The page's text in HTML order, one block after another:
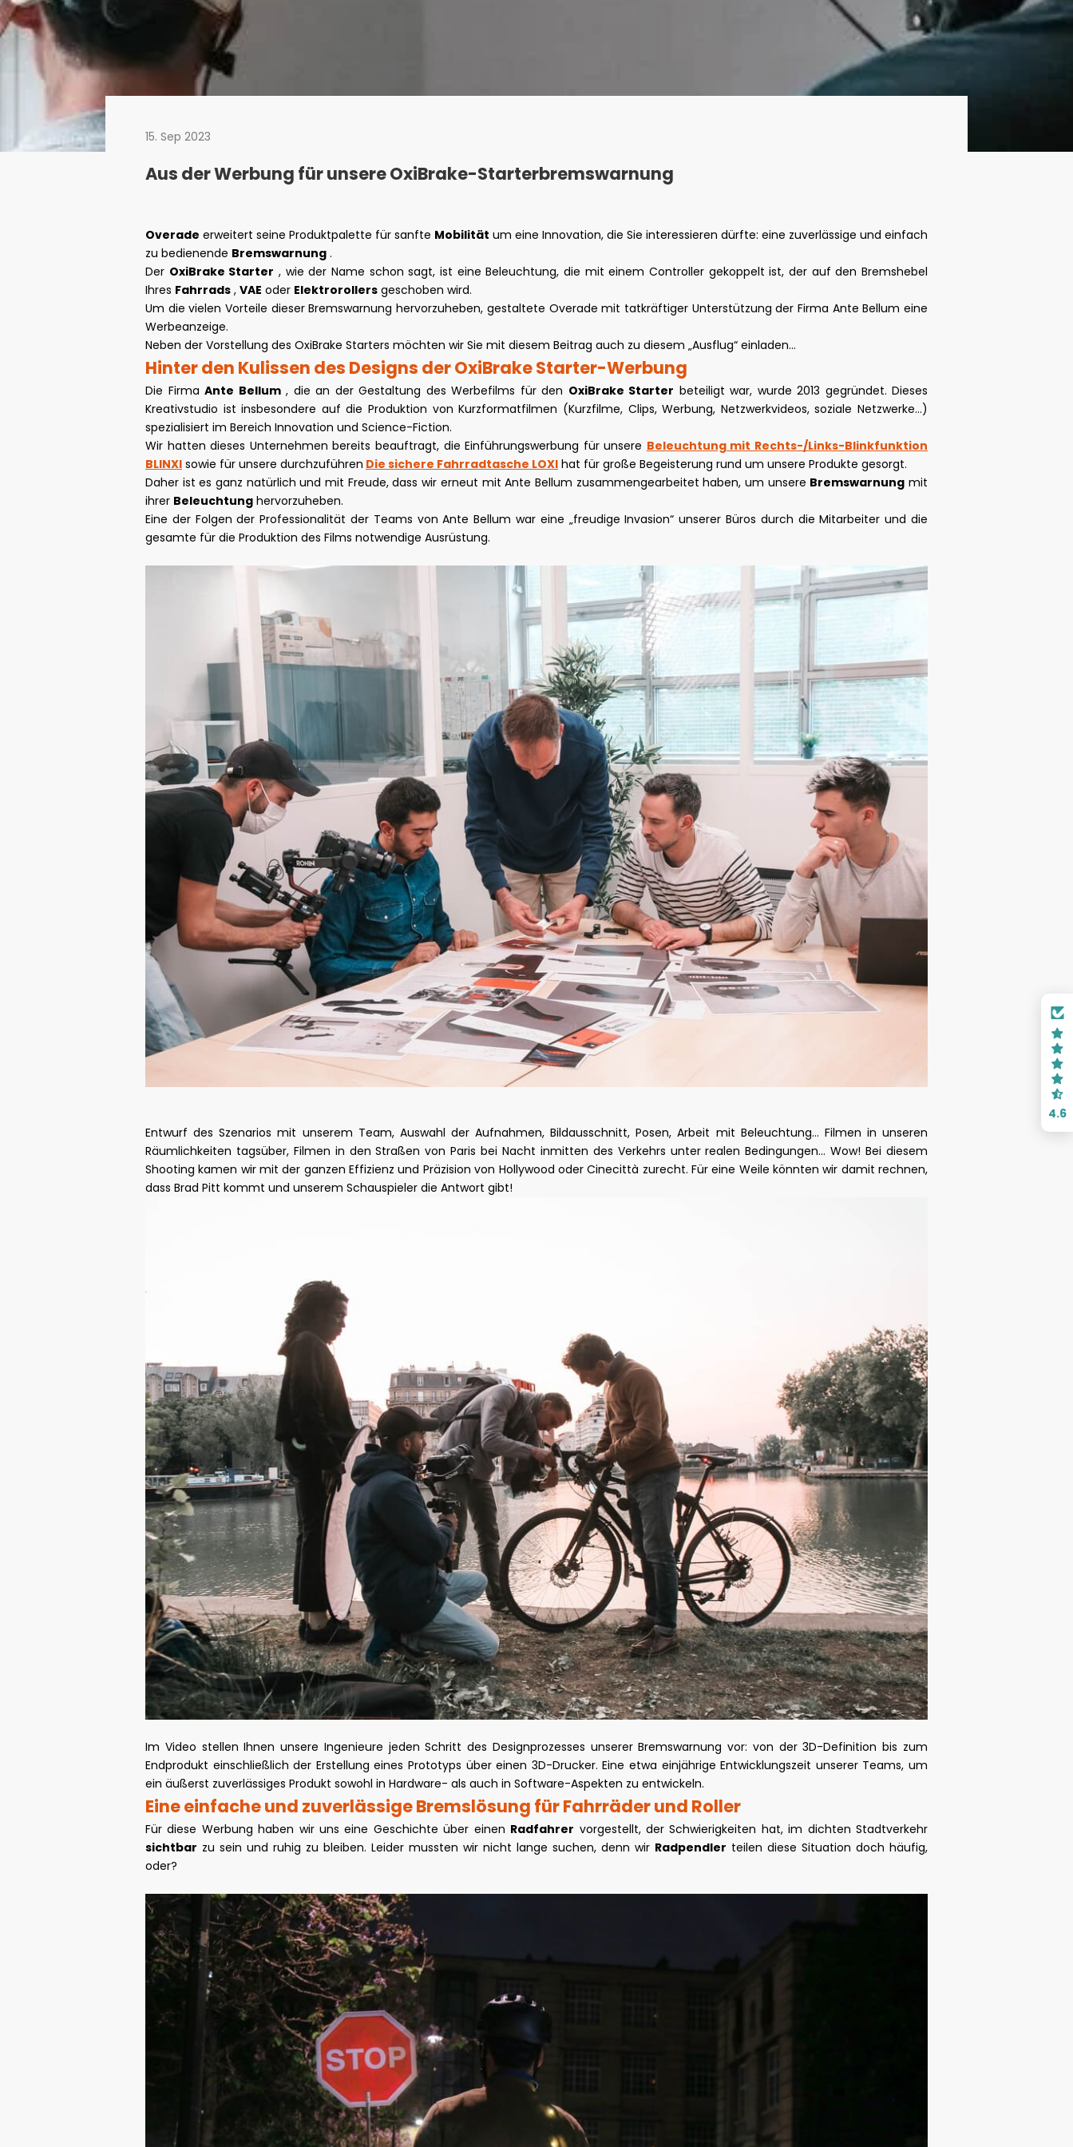
15. Sep 2023
Aus der Werbung für unsere OxiBrake-Starterbremswarnung
Overade erweitert seine Produktpalette für sanfte Mobilität um eine Innovation, die Sie interessieren dürfte: eine zuverlässige und einfach
zu bedienende Bremswarnung .
Der OxiBrake Starter , wie der Name schon sagt, ist eine Beleuchtung, die mit einem Controller gekoppelt ist, der auf den Bremshebel
Ihres Fahrrads , VAE oder Elektrorollers geschoben wird.
Um die vielen Vorteile dieser Bremswarnung hervorzuheben, gestaltete Overade mit tatkräftiger Unterstützung der Firma Ante Bellum eine
Werbeanzeige.
Neben der Vorstellung des OxiBrake Starters möchten wir Sie mit diesem Beitrag auch zu diesem „Ausflug“ einladen…
Hinter den Kulissen des Designs der OxiBrake Starter-Werbung
Die Firma Ante Bellum, die an der Gestaltung des Werbefilms für den OxiBrake Starter beteiligt war, wurde 2013 gegründet. Dieses
Kreativstudio ist insbesondere auf die Produktion von Kurzformatfilmen (Kurzfilme, Clips, Werbung, Netzwerkvideos, soziale Netzwerke…)
spezialisiert im Bereich Innovation und Science-Fiction.
Wir hatten dieses Unternehmen bereits beauftragt, die Einführungswerbung für unsere Beleuchtung mit Rechts-/Links-Blinkfunktion
BLINXI sowie für unsere durchzuführen Die sichere Fahrradtasche LOXI hat für große Begeisterung rund um unsere Produkte gesorgt.
Daher ist es ganz natürlich und mit Freude, dass wir erneut mit Ante Bellum zusammengearbeitet haben, um unsere Bremswarnung mit
ihrer Beleuchtung hervorzuheben.
Eine der Folgen der Professionalität der Teams von Ante Bellum war eine „freudige Invasion“ unserer Büros durch die Mitarbeiter und die
gesamte für die Produktion des Films notwendige Ausrüstung.
Entwurf des Szenarios mit unserem Team, Auswahl der Aufnahmen, Bildausschnitt, Posen, Arbeit mit Beleuchtung... Filmen in unseren
Räumlichkeiten tagsüber, Filmen in den Straßen von Paris bei Nacht inmitten des Verkehrs unter realen Bedingungen... Wow! Bei diesem
Shooting kamen wir mit der ganzen Effizienz und Präzision von Hollywood oder Cinecittà zurecht. Für eine Weile könnten wir damit rechnen,
dass Brad Pitt kommt und unserem Schauspieler die Antwort gibt!
Im Video stellen Ihnen unsere Ingenieure jeden Schritt des Designprozesses unserer Bremswarnung vor: von der 3D-Definition bis zum
Endprodukt einschließlich der Erstellung eines Prototyps über einen 3D-Drucker. Eine etwa einjährige Entwicklungszeit unserer Teams, um
ein äußerst zuverlässiges Produkt sowohl in Hardware- als auch in Software-Aspekten zu entwickeln.
Eine einfache und zuverlässige Bremslösung für Fahrräder und Roller
Für diese Werbung haben wir uns eine Geschichte über einen Radfahrer vorgestellt, der Schwierigkeiten hat, im dichten Stadtverkehr
sichtbar zu sein und ruhig zu bleiben. Leider mussten wir nicht lange suchen, denn wir Radpendler teilen diese Situation doch häufig,
oder?
4.6